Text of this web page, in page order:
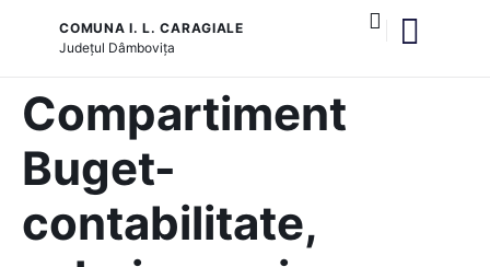
COMUNA I. L. CARAGIALE
Județul Dâmbovița
Compartiment
Buget-
contabilitate,